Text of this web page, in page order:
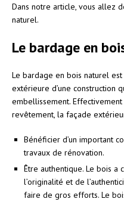
Dans notre article, vous allez
naturel.
Le bardage en
Le bardage en bois naturel
extérieure d’une construction
embellissement.
revêtement, la façade
Bénéficier d’un important
travaux de rénovation.
Être authentique. Le bois a
l’originalité et de
faire de gros efforts. Le